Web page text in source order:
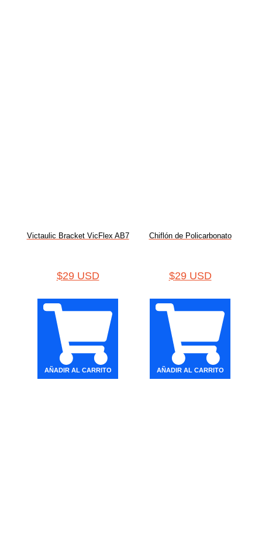
Victaulic Bracket VicFlex AB7
$29 USD
AÑADIR AL CARRITO
Chiflón de Policarbonato
$29 USD
AÑADIR AL CARRITO